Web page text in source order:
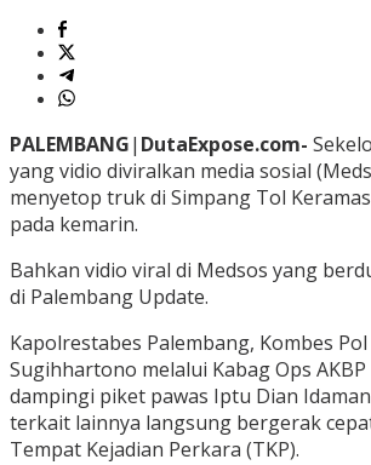
PALEMBANG| DutaExpose.com-
yang vidio diviralkan media sosial
menyetop truk di Simpang Tol
pada kemarin.
Bahkan vidio viral di Medsos yang
di Palembang Update.
Kapolrestabes Palembang, Kombes
Sugihhartono melalui Kabag Ops AKBP
dampingi piket pawas Iptu Dian
terkait lainnya langsung bergerak
Tempat Kejadian Perkara (TKP).